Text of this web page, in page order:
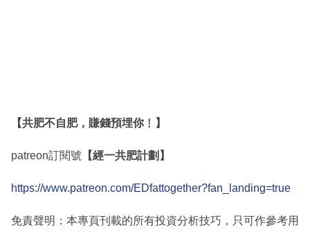
【共肥不自肥，賺錢預埋你﹗】
patreon訂閱號 【經一共肥計劃】
https://www.patreon.com/EDfattogether?fan_landing=true
免責聲明：本專頁刊載的所有投資分析技巧，只可作參考用